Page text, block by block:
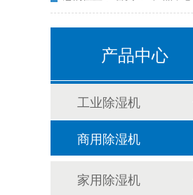
产品中心
工业除湿机
商用除湿机
家用除湿机